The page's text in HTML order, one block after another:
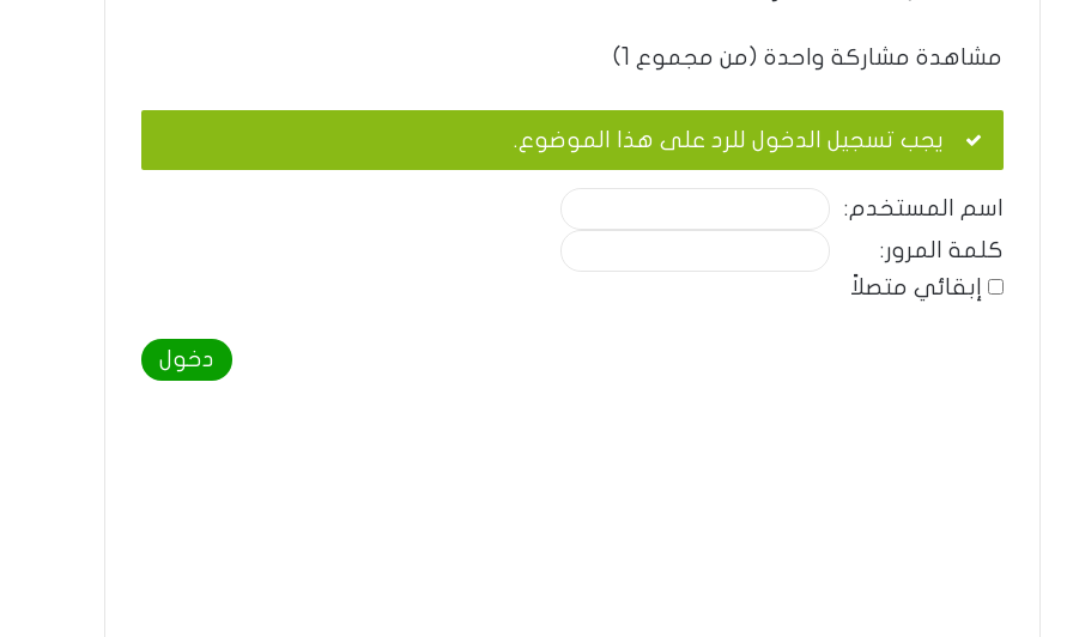
مشاهدة مشاركة واحدة (من مجموع 1)
يجب تسجيل الدخول للرد على هذا الموضوع.
اسم المستخدم:
كلمة المرور:
إبقائي متصلاً
دخول